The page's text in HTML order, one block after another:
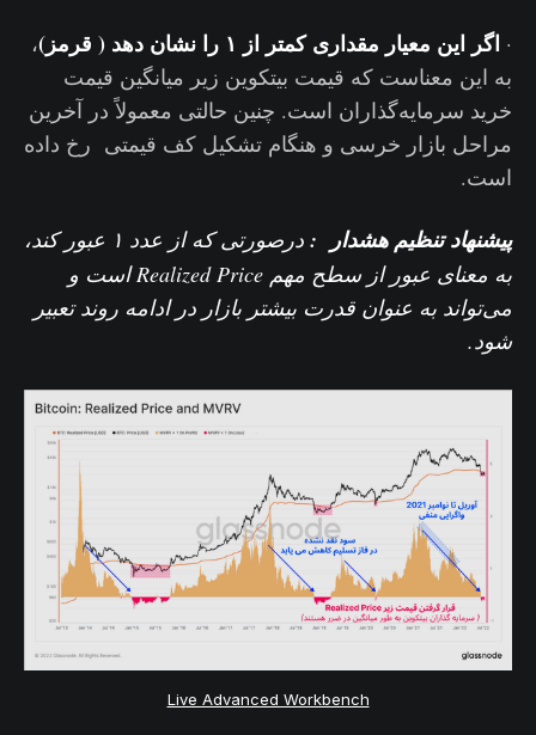
· اگر این معیار مقداری کمتر از ۱ را نشان دهد ( قرمز)
،
به این معناست که قیمت بیتکوین زیر میانگین قیمت
خرید سرمایه‌گذاران است. چنین حالتی معمولاً در آخرین
مراحل بازار خرسی و هنگام تشکیل کف قیمتی رخ داده
است.
پیشنهاد تنظیم هشدار :
درصورتی که از عدد ۱ عبور کند،
به معنای عبور از سطح مهم Realized Price است و
می‌تواند به عنوان قدرت بیشتر بازار در ادامه روند تعبیر
شود.
Live Advanced Workbench